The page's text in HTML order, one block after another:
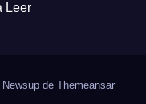
Leer
de Themeansar